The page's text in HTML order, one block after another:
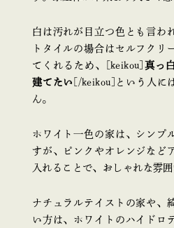
白は汚れが目立つ色とも言わ
トタイルの場合はセルフクリ
てくれるため、[keikou] 真っ
建てたい
[/keikou]という人に
ん。
ホワイト一色の家は、シンプ
すが、ピンクやオレンジなど
入れることで、おしゃれな雰
ナチュラルテイストの家や、
い方は、ホワイトのハイドロ